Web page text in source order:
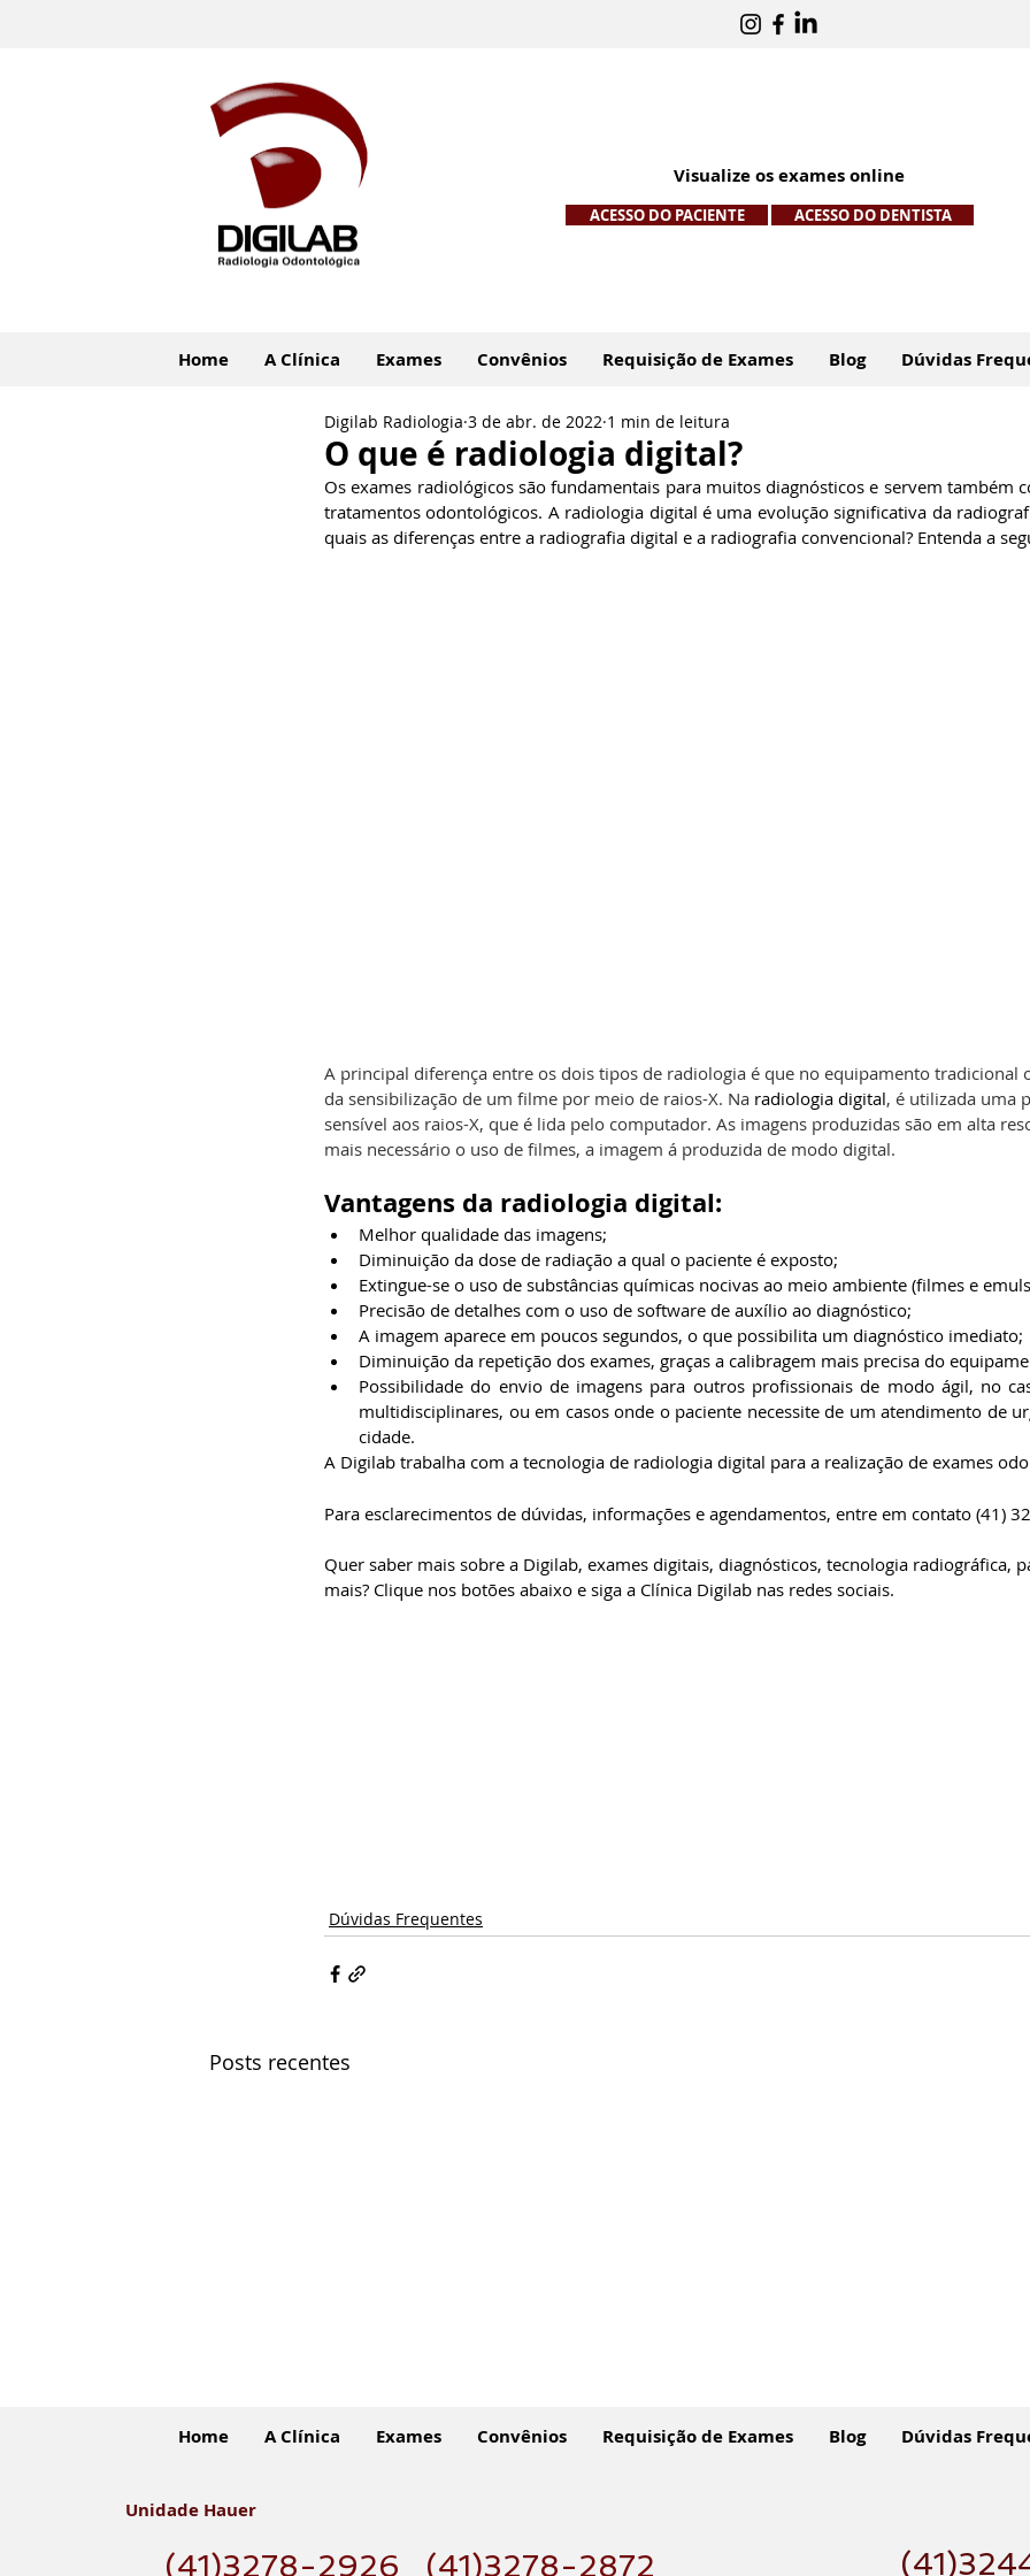
Visualize os exames online
ACESSO DO PACIENTE ACESSO DO DENTISTA
Home A Clínica Exames Convênios Requisição de Exames Blog Dúvidas
O que é radiologia digital?
Digilab Radiologia 3 de abr. de 2022 1 min de leitura
Os exames radiológicos são fundamentais para muitos diagnósticos e servem também
tratamentos odontológicos. A radiologia digital é uma evolução significativa da
quais as diferenças entre a radiografia digital e a radiografia convencional? Entenda a
A principal diferença entre os dois tipos de radiologia é que no equipamento tradicional
da sensibilização de um filme por meio de raios-X. Na radiologia digital, é utilizada uma
sensível aos raios-X, que é lida pelo computador. As imagens produzidas são em alta
mais necessário o uso de filmes, a imagem á produzida de modo digital.
Vantagens da radiologia digital:
Melhor qualidade das imagens;
Diminuição da dose de radiação a qual o paciente é exposto;
Extingue-se o uso de substâncias químicas nocivas ao meio ambiente (filmes e
Precisão de detalhes com o uso de software de auxílio ao diagnóstico;
A imagem aparece em poucos segundos, o que possibilita um diagnóstico imediato;
Diminuição da repetição dos exames, graças a calibragem mais precisa do
Possibilidade do envio de imagens para outros profissionais de modo ágil, no
multidisciplinares, ou em casos onde o paciente necessite de um atendimento de
cidade.
A Digilab trabalha com a tecnologia de radiologia digital para a realização de exames
Para esclarecimentos de dúvidas, informações e agendamentos, entre em contato (41)
Quer saber mais sobre a Digilab, exames digitais, diagnósticos, tecnologia radiográfica,
mais? Clique nos botões abaixo e siga a Clínica Digilab nas redes sociais.
Dúvidas Frequentes
Posts recentes
Home A Clínica Exames Convênios Requisição de Exames Blog Dúvidas
Unidade Hauer
(41)3278-2926 (41)3278-2872